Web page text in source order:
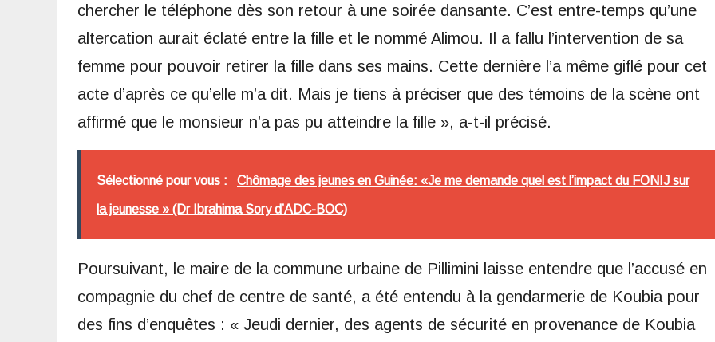
chercher le téléphone dès son retour à une soirée dansante. C’est entre-temps qu’une
altercation aurait éclaté entre la fille et le nommé Alimou. Il a fallu l’intervention de sa
femme pour pouvoir retirer la fille dans ses mains. Cette dernière l’a même giflé pour cet
acte d’après ce qu’elle m’a dit. Mais je tiens à préciser que des témoins de la scène ont
affirmé que le monsieur n’a pas pu atteindre la fille », a-t-il précisé.
Sélectionné pour vous : Chômage des jeunes en Guinée: «Je me demande quel est l’impact du FONIJ sur
la jeunesse » (Dr Ibrahima Sory d’ADC-BOC)
Poursuivant, le maire de la commune urbaine de Pillimini laisse entendre que l’accusé en
compagnie du chef de centre de santé, a été entendu à la gendarmerie de Koubia pour
des fins d’enquêtes : « Jeudi dernier, des agents de sécurité en provenance de Koubia